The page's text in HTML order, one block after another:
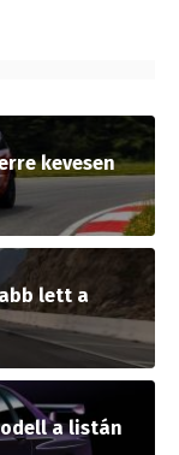
kevesen
lett a
a listán